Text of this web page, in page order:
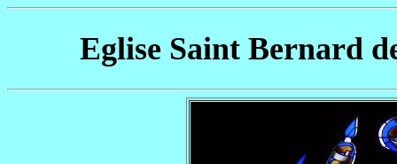
Eglise Saint Bernard